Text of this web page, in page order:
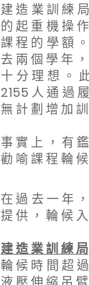
建 造 業 訓 練
的 起 重 機 操
課 程 的 學 額
去 兩 個 學 年
十 分 理 想 。
2155 人 通 過
無 計 劃 增 加
事 實 上 ， 有
勸 喻 課 程 輪
在 過 去 一 年
提 供 ， 輪 候
建 造 業 訓 練 局
輪 候 時 間 超